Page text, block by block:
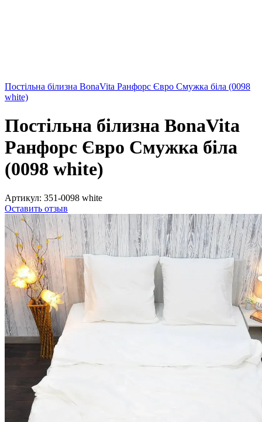
Постільна білизна BonaVita Ранфорс Євро Смужка біла (0098
white)
Постільна білизна BonaVita
Ранфорс Євро Смужка біла
(0098 white)
Артикул: 351-0098 white
Оставить отзыв